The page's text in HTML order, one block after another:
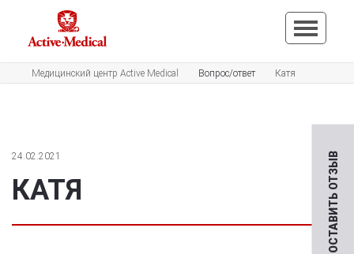
ОСТАВИТЬ ОТЗЫВ
Медицинский центр Active Medical Вопрос/ответ Катя
24.02.2021
КАТЯ